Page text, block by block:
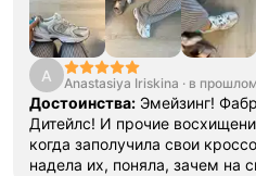
Тройная гарантия
оригинальности
Товар сертифицирован и
Проверяем на оригинальность
по 16 параметрам.
Если придёт подделка —
в трёхкратном размере.
Как мы провеяем товары
A Anastasiya Iriskina · в
Достоинства: Эмейзинг!
Дитейлс! И прочие
когда заполучила свои
надела их, поняла, зачем на